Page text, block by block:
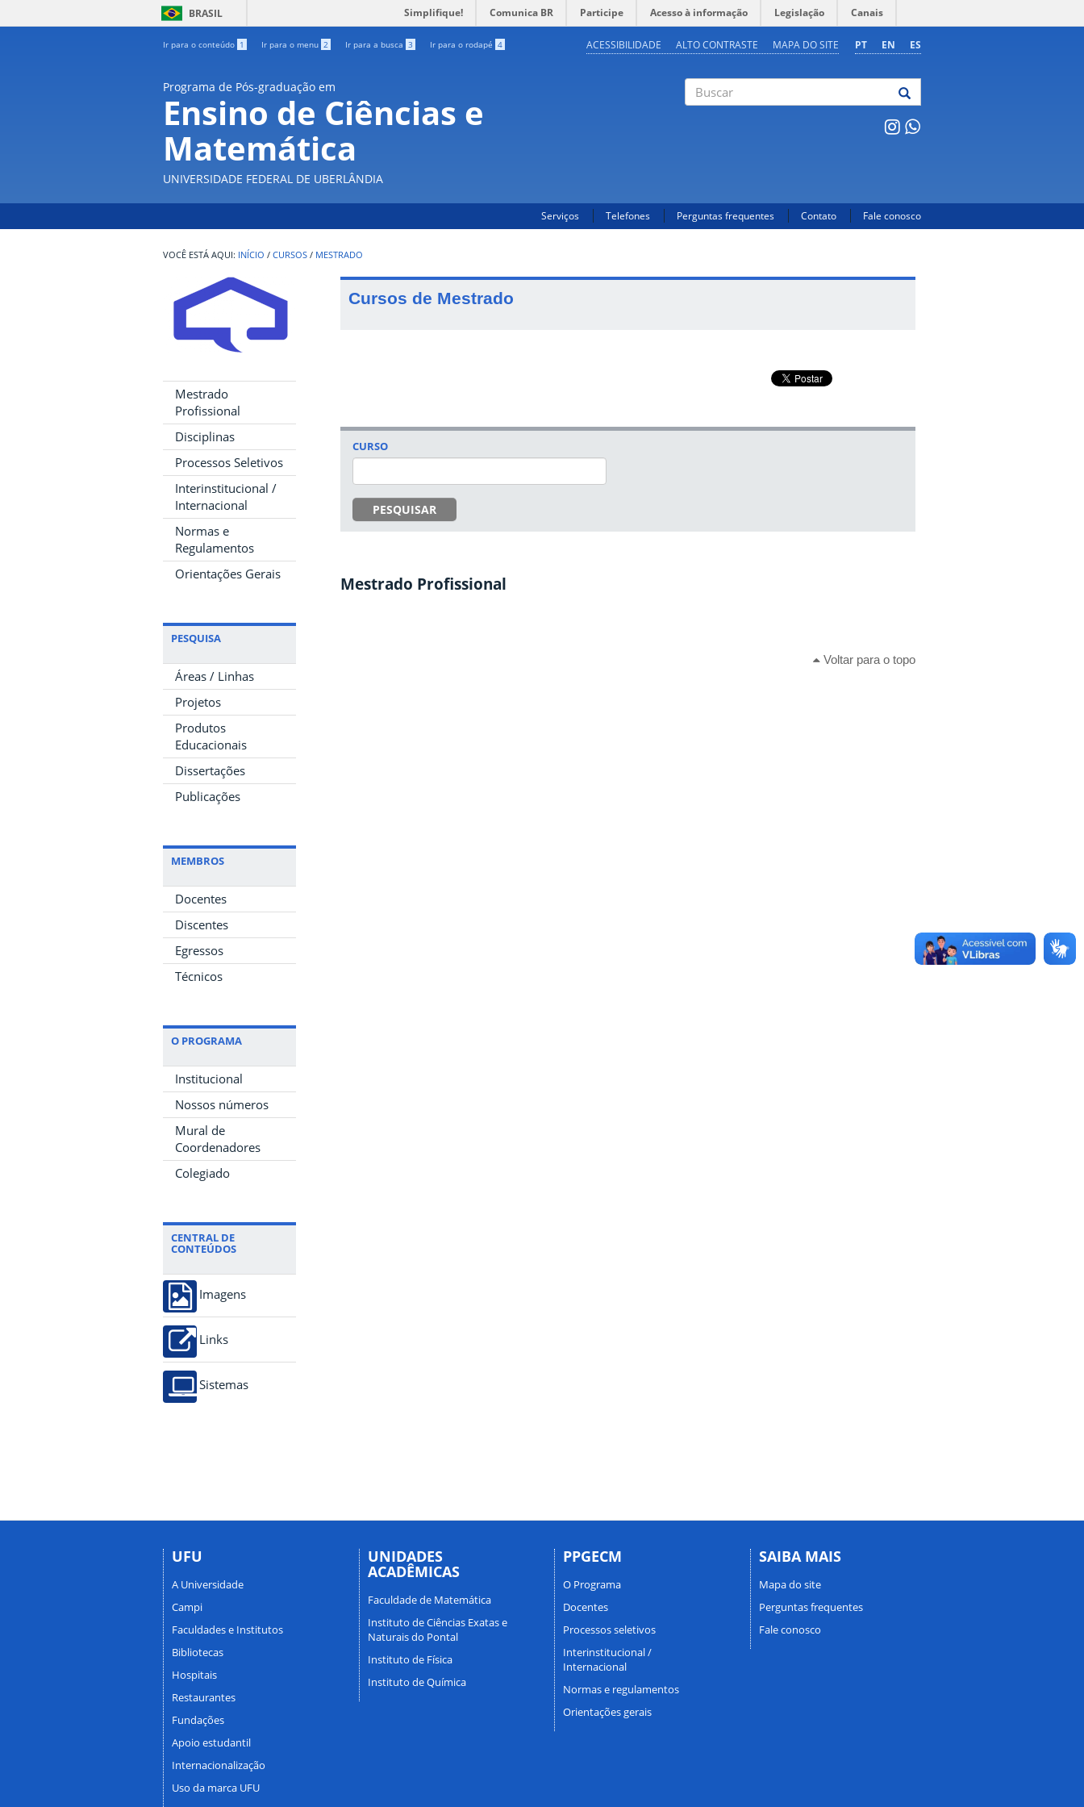
BRASIL Simplifique! Comunica BR Participe Acesso à informação Legislação Canais
Ir para o conteúdo 1 Ir para o menu 2 Ir para a busca 3 Ir para o rodapé 4 PT EN ES
ACESSIBILIDADE ALTO CONTRASTE MAPA DO SITE
Programa de Pós-graduação em
Ensino de Ciências e
Matemática
UNIVERSIDADE FEDERAL DE UBERLÂNDIA
Serviços Telefones Perguntas frequentes Contato Fale conosco
INÍCIO / CURSOS / MESTRADO
Mestrado
Profissional
Disciplinas
Processos Seletivos
Interinstitucional /
Internacional
Normas e
Regulamentos
Orientações Gerais
PESQUISA
Áreas / Linhas
Projetos
Produtos
Educacionais
Dissertações
Publicações
MEMBROS
Docentes
Discentes
Egressos
Técnicos
O PROGRAMA
Institucional
Nossos números
Mural de
Coordenadores
Colegiado
CENTRAL DE
CONTEÚDOS
Imagens
Links
Sistemas
Cursos de Mestrado
CURSO
PESQUISAR
Mestrado Profissional
Voltar para o topo
UFU
A Universidade
Campi
Faculdades e Institutos
Bibliotecas
Hospitais
Restaurantes
Fundações
Apoio estudantil
Internacionalização
Uso da marca UFU
UNIDADES
ACADÊMICAS
Faculdade de Matemática
Instituto de Ciências Exatas e
Naturais do Pontal
Instituto de Física
Instituto de Química
PPGECM
O Programa
Docentes
Processos seletivos
Interinstitucional /
Internacional
Normas e regulamentos
Orientações gerais
SAIBA MAIS
Mapa do site
Perguntas frequentes
Fale conosco